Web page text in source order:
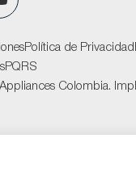
YouTube
Colombia.
Política de Privacidad
PQRS